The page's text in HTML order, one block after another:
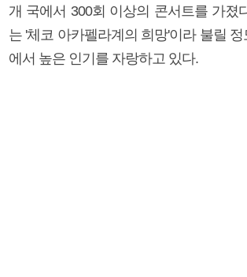
개 국에서 300회 이상의 콘서트를 가졌
는 '체코 아카펠라계의 희망'이라 불릴
에서 높은 인기를 자랑하고 있다.